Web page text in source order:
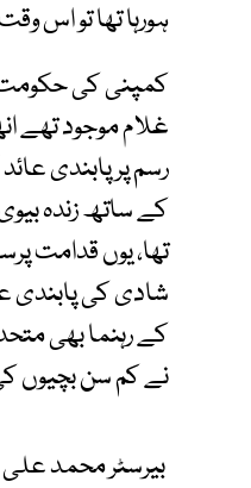
ہورہا تھا تو اس
کمپنی کی حکومت
غلام موجود تھے
رسم پر پابندی
کے ساتھ زندہ
تھا، یوں قدامت
شادی کی پابندی
کے رہنما بھی
نے کم سن بچیوں